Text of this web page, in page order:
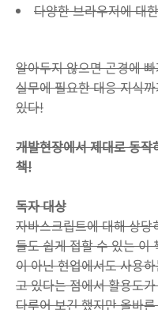
다양한 브라우저에 대
알아두지 않으면 곤경에
실무에 필요한 대응 지식
있다!
개발현장에서 제대로 동
책!
독자 대상
자바스크립트에 대해 상
들도 쉽게 접할 수 있는 이
이 아닌 현업에서도 사용
고 있다는 점에서 활용도
다루어 보긴 했지만 올바